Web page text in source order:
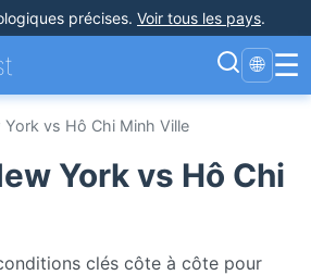
précises. Voir tous les pays.
🌐 ☰
York vs Hô Chi Minh Ville
York vs Hô Chi
clés côte à côte pour